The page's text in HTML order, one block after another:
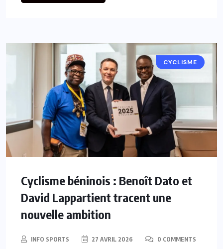
CYCLISME
Cyclisme béninois : Benoît Dato et
David Lappartient tracent une
nouvelle ambition
INFO SPORTS 27 AVRIL 2026 0 COMMENTS